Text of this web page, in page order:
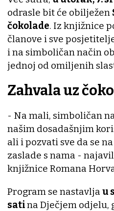
odrasle bit će obilježen
čokolade. Iz knjižnice
članove i sve
i na simboličan način
jednoj od omiljenih
Zahvala uz
- Na mali, simboličan
našim dosadašnjim
ali i pozvati sve da se
zaslade s nama -
knjižnice Romana
Program se nastavlja u
satina Dječjem odjelu,